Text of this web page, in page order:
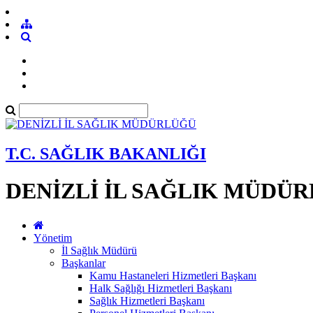
T.C. SAĞLIK BAKANLIĞI
DENİZLİ İL SAĞLIK
Yönetim
İl Sağlık Müdürü
Başkanlar
Kamu Hastaneleri Hizmetleri Başkanı
Halk Sağlığı Hizmetleri Başkanı
Sağlık Hizmetleri Başkanı